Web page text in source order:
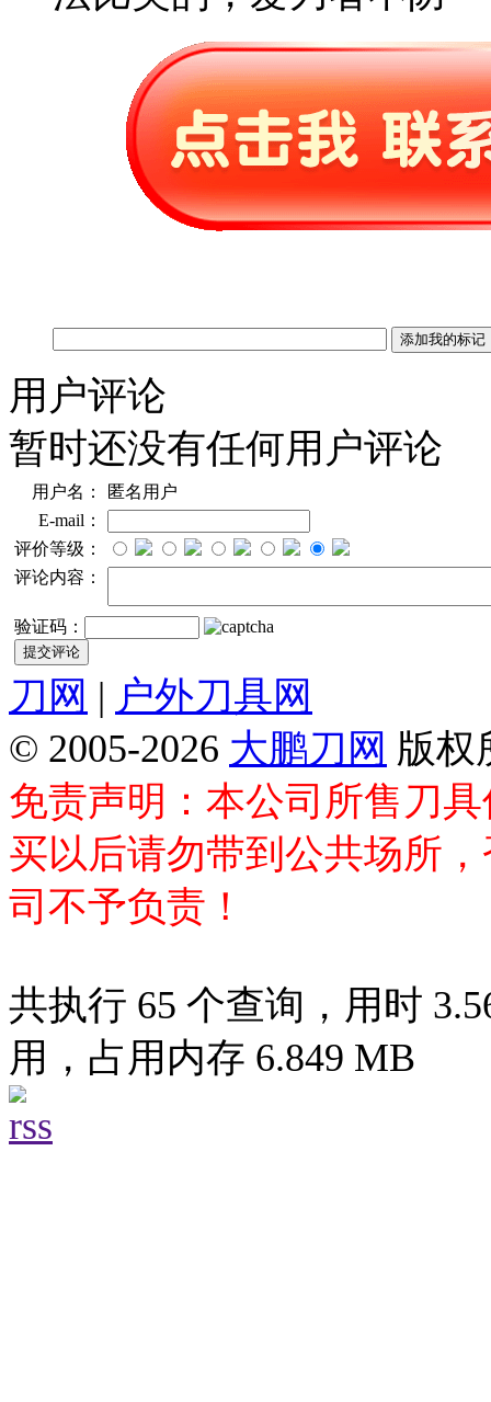
用户评论
暂时还没有任何用户评论
用户名：
匿名用户
E-mail：
评价等级：
评论内容：
验证码：
刀网 | 户外刀具网
© 2005-2026 大鹏刀网 版权
免责声明：本公司所售刀
买以后请勿带到公共场所
司不予负责！
共执行 65 个查询，用时
用，占用内存 6.849 MB